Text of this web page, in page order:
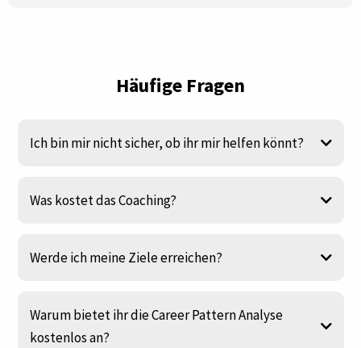
Häufige Fragen
Ich bin mir nicht sicher, ob ihr mir helfen könnt?
Was kostet das Coaching?
Werde ich meine Ziele erreichen?
Warum bietet ihr die Career Pattern Analyse
kostenlos an?